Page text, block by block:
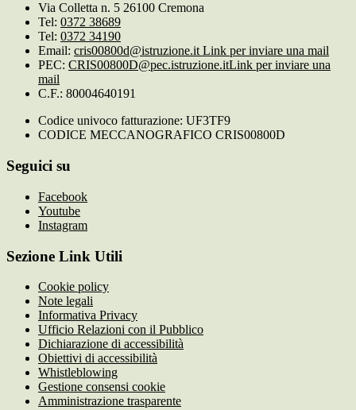
Via Colletta n. 5 26100 Cremona
Tel: 0372 38689
Tel: 0372 34190
Email: cris00800d@istruzione.it Link per inviare una mail
PEC: CRIS00800D@pec.istruzione.itLink per inviare una
mail
C.F.: 80004640191
Codice univoco fatturazione: UF3TF9
CODICE MECCANOGRAFICO CRIS00800D
Seguici su
Facebook
Youtube
Instagram
Sezione Link Utili
Cookie policy
Note legali
Informativa Privacy
Ufficio Relazioni con il Pubblico
Dichiarazione di accessibilità
Obiettivi di accessibilità
Whistleblowing
Gestione consensi cookie
Amministrazione trasparente